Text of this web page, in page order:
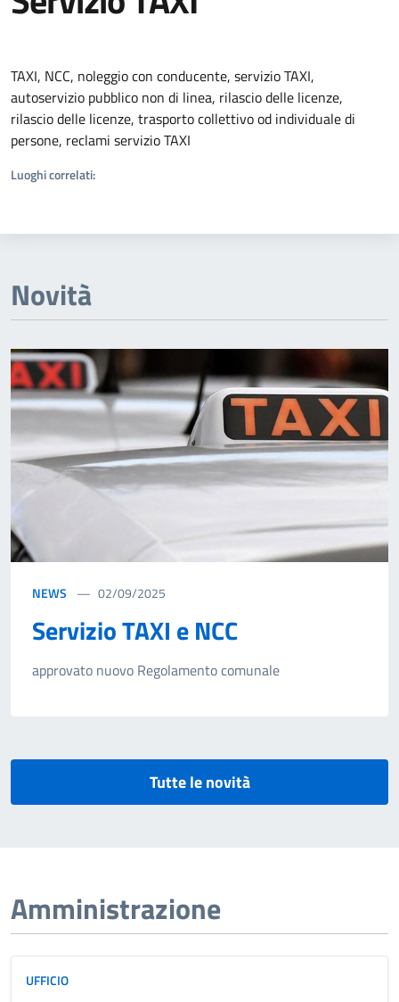
TAXI, NCC, noleggio con conducente, servizio TAXI,
autoservizio pubblico non di linea, rilascio delle licenze,
rilascio delle licenze, trasporto collettivo od individuale di
persone, reclami servizio TAXI
Luoghi correlati:
Novità
NEWS 02/09/2025
Servizio TAXI e NCC
approvato nuovo Regolamento comunale
Tutte le novità
Amministrazione
UFFICIO